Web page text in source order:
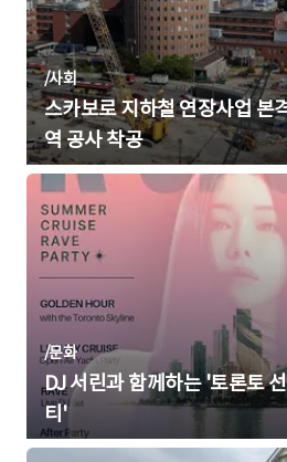
/사회
스카보로 지하철 연장사업
역 공사 착공
/문화
DJ 서린과 함께하는 '토론토
티'